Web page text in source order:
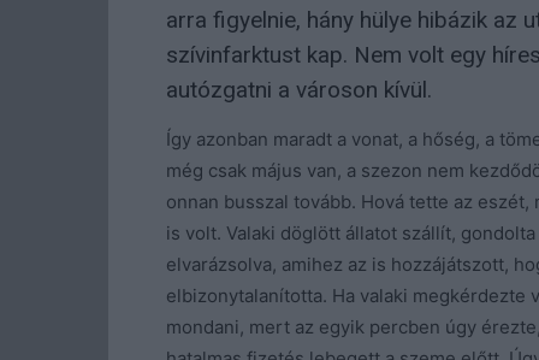
arra figyelnie, hány hülye hibázik az
szívinfarktust kap. Nem volt egy
autózgatni a városon kívül.
Így azonban maradt a vonat, a hőség, a
még csak május van, a szezon nem
onnan busszal tovább. Hová tette az
is volt. Valaki döglött állatot szállít,
elvarázsolva, amihez az is hozzájátszott,
elbizonytalanította. Ha valaki megkérdezte
mondani, mert az egyik percben úgy